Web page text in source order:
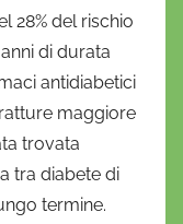
28% del rischio
di durata
antidiabetici
maggiore
trovata
tra diabete di
termine.